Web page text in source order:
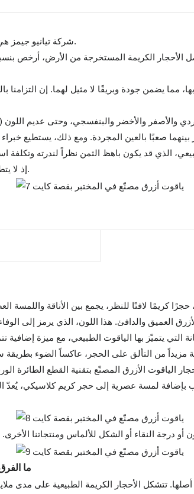
شركة تيانيو جيمز هي شركة صينية متخصصة في تصنيع الأحجار الكريمة المزروعة في المختبر.
مما يضمن جودة وبريقًا لا مثيل لهما. إن
والأصفر والأخضر والبنفسجي، وحتى عديم
الذي قد يكون باهظ الثمن نظراً لندرته وتكلفة
إذ لا يتطلب استخراجه عمليات تعدين واسعة النطاق، كما أن بصمته الكربونية أقل.
كريمًا لافتًا للنظر، يجمع بين الأناقة واللمسة
التي يتميّز بها الياقوت الطبيعي، مع ميزة
الأزرق المصنّع بتقنية القطع الطائرة
أو درجة النقاء أو الشكل للألماس ومنتجاتنا
ما
تتشكل الأحجار الكريمة الطبيعية على مدى